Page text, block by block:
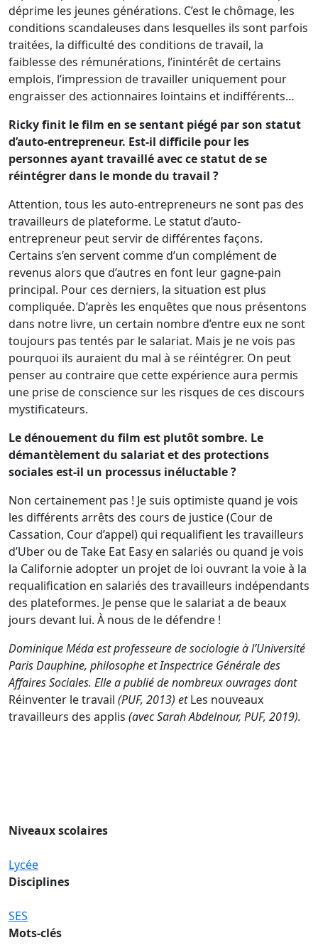
déprime les jeunes générations. C’est le chômage, les
conditions scandaleuses dans lesquelles ils sont parfois
traitées, la difficulté des conditions de travail, la
faiblesse des rémunérations, l’inintérêt de certains
emplois, l’impression de travailler uniquement pour
engraisser des actionnaires lointains et indifférents…
Ricky finit le film en se sentant piégé par son statut
d’auto-entrepreneur. Est-il difficile pour les
personnes ayant travaillé avec ce statut de se
réintégrer dans le monde du travail ?
Attention, tous les auto-entrepreneurs ne sont pas des
travailleurs de plateforme. Le statut d’auto-
entrepreneur peut servir de différentes façons.
Certains s’en servent comme d’un complément de
revenus alors que d’autres en font leur gagne-pain
principal. Pour ces derniers, la situation est plus
compliquée. D’après les enquêtes que nous présentons
dans notre livre, un certain nombre d’entre eux ne sont
toujours pas tentés par le salariat. Mais je ne vois pas
pourquoi ils auraient du mal à se réintégrer. On peut
penser au contraire que cette expérience aura permis
une prise de conscience sur les risques de ces discours
mystificateurs.
Le dénouement du film est plutôt sombre. Le
démantèlement du salariat et des protections
sociales est-il un processus inéluctable ?
Non certainement pas ! Je suis optimiste quand je vois
les différents arrêts des cours de justice (Cour de
Cassation, Cour d’appel) qui requalifient les travailleurs
d’Uber ou de Take Eat Easy en salariés ou quand je vois
la Californie adopter un projet de loi ouvrant la voie à la
requalification en salariés des travailleurs indépendants
des plateformes. Je pense que le salariat a de beaux
jours devant lui. À nous de le défendre !
Dominique Méda est professeure de sociologie à l’Université
Paris Dauphine, philosophe et Inspectrice Générale des
Affaires Sociales. Elle a publié de nombreux ouvrages dont
Réinventer le travail (PUF, 2013) etLes nouveaux
travailleurs des applis (avec Sarah Abdelnour, PUF, 2019).
Niveaux scolaires
Lycée
Disciplines
SES
Mots-clés